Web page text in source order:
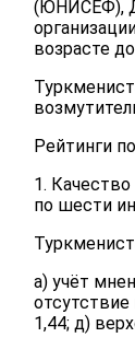
(ЮНИСЕФ),
возрасте
Рейтинги
1.
по шести
а) учёт
1,44; д)